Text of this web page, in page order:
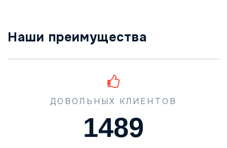
Наши преимущества
ДОВОЛЬНЫХ КЛИЕНТОВ
1489